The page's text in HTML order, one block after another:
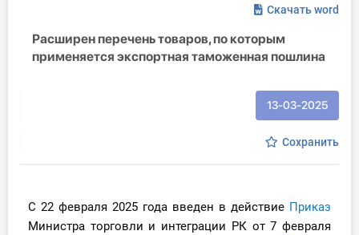
Консультации
Вебинары
Скачать word
Расширен перечень товаров, по которым
применяется экспортная таможенная пошлина
13-03-2025
Сохранить
С 22 февраля 2025 года введен в действие Приказ
Министра торговли и интеграции РК от 7 февраля